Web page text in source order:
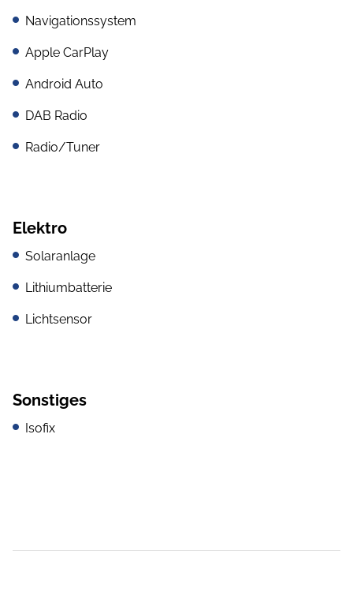
Navigationssystem
Apple CarPlay
Android Auto
DAB Radio
Radio/Tuner
Elektro
Solaranlage
Lithiumbatterie
Lichtsensor
Sonstiges
Isofix